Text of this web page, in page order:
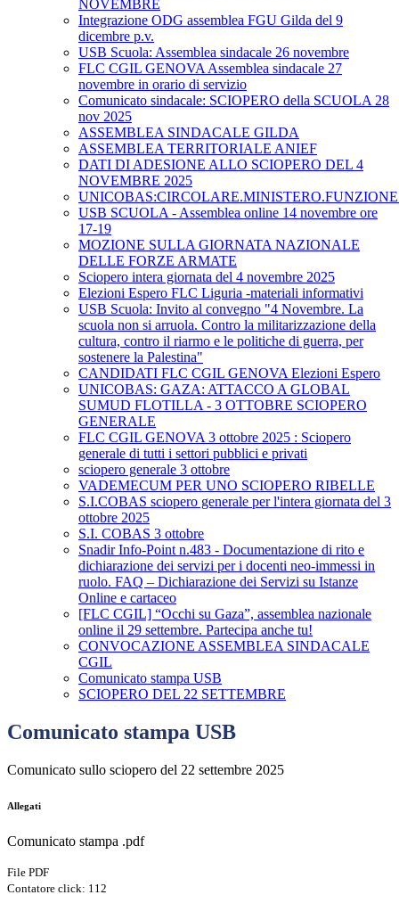
NOVEMBRE
Integrazione ODG assemblea FGU Gilda del 9
dicembre p.v.
USB Scuola: Assemblea sindacale 26 novembre
FLC CGIL GENOVA Assemblea sindacale 27
novembre in orario di servizio
Comunicato sindacale: SCIOPERO della SCUOLA 28
nov 2025
ASSEMBLEA SINDACALE GILDA
ASSEMBLEA TERRITORIALE ANIEF
DATI DI ADESIONE ALLO SCIOPERO DEL 4
NOVEMBRE 2025
USB SCUOLA - Assemblea online 14 novembre ore
17-19
MOZIONE SULLA GIORNATA NAZIONALE
DELLE FORZE ARMATE
Sciopero intera giornata del 4 novembre 2025
Elezioni Espero FLC Liguria -materiali informativi
USB Scuola: Invito al convegno "4 Novembre. La
scuola non si arruola. Contro la militarizzazione della
cultura, contro il riarmo e le politiche di guerra, per
sostenere la Palestina"
CANDIDATI FLC CGIL GENOVA Elezioni Espero
UNICOBAS: GAZA: ATTACCO A GLOBAL
SUMUD FLOTILLA - 3 OTTOBRE SCIOPERO
GENERALE
FLC CGIL GENOVA 3 ottobre 2025 : Sciopero
generale di tutti i settori pubblici e privati
sciopero generale 3 ottobre
VADEMECUM PER UNO SCIOPERO RIBELLE
S.I.COBAS sciopero generale per l'intera giornata del 3
ottobre 2025
S.I. COBAS 3 ottobre
Snadir Info-Point n.483 - Documentazione di rito e
dichiarazione dei servizi per i docenti neo-immessi in
ruolo. FAQ – Dichiarazione dei Servizi su Istanze
Online e cartaceo
[FLC CGIL] “Occhi su Gaza”, assemblea nazionale
online il 29 settembre. Partecipa anche tu!
CONVOCAZIONE ASSEMBLEA SINDACALE
CGIL
Comunicato stampa USB
SCIOPERO DEL 22 SETTEMBRE
Comunicato stampa USB
Comunicato sullo sciopero del 22 settembre 2025
Allegati
Comunicato stampa .pdf
File PDF
Contatore click: 112